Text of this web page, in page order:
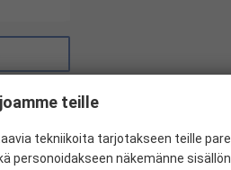
teille
tekniikoita tarjotakseen teille
personoidakseen näkemänne